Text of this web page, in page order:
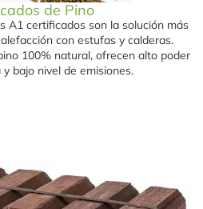
de Pino
A1 certificados son la solución más
con estufas y calderas.
100% natural, ofrecen alto poder
bajo nivel de emisiones.